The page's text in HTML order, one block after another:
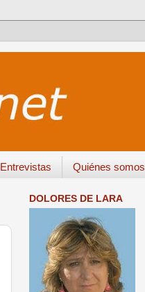
Entrevistas Quiénes somos
DOLORES DE LARA